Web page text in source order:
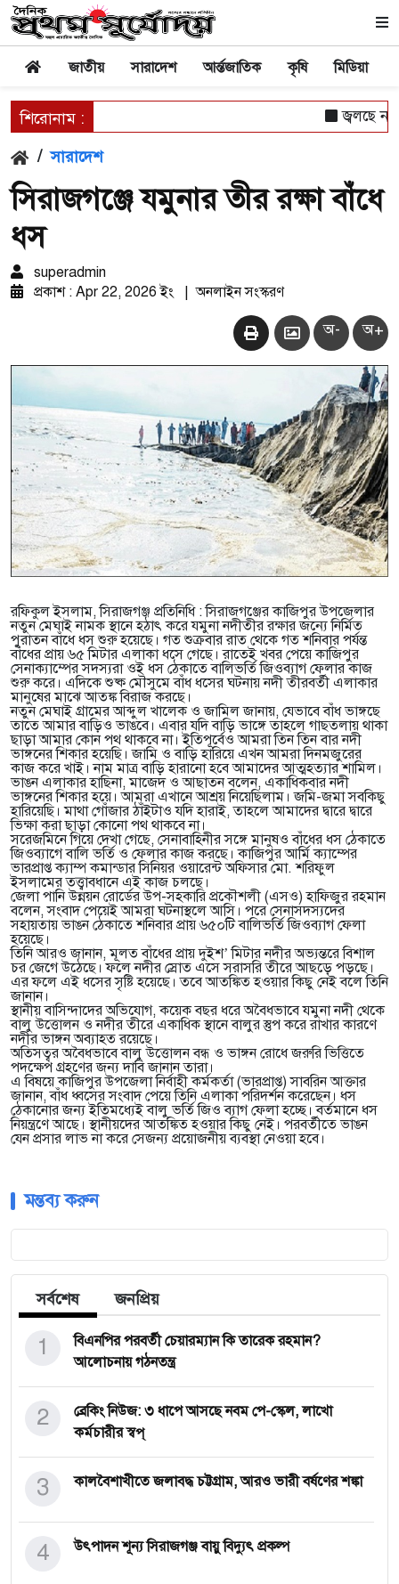
জাতীয় সারাদেশ আর্ন্তজাতিক কৃষি মিডিয়া
শিরোনাম : জ্বলছে না
/ সারাদেশ
সিরাজগঞ্জে যমুনার তীর রক্ষা বাঁধে
ধস
superadmin
প্রকাশ : Apr 22, 2026 ইং
| অনলাইন সংস্করণ
অ- অ+
রফিকুল ইসলাম, সিরাজগঞ্জ প্রতিনিধি : সিরাজগঞ্জের কাজিপুর উপজেলার
নতুন মেঘাই নামক স্থানে হঠাৎ করে যমুনা নদীতীর রক্ষার জন্যে নির্মিত
পুরাতন বাঁধে ধস শুরু হয়েছে। গত শুক্রবার রাত থেকে গত শনিবার পর্যন্ত
বাঁধের প্রায় ৬৫ মিটার এলাকা ধসে গেছে। রাতেই খবর পেয়ে কাজিপুর
সেনাক্যাম্পের সদস্যরা ওই ধস ঠেকাতে বালিভর্তি জিওব্যাগ ফেলার কাজ
শুরু করে। এদিকে শুষ্ক মৌসুমে বাঁধ ধসের ঘটনায় নদী তীরবর্তী এলাকার
মানুষের মাঝে আতঙ্ক বিরাজ করছে।
নতুন মেঘাই গ্রামের আব্দুল খালেক ও জামিল জানায়, যেভাবে বাঁধ ভাঙ্গছে
তাতে আমার বাড়িও ভাঙবে। এবার যদি বাড়ি ভাঙ্গে তাহলে গাছতলায় থাকা
ছাড়া আমার কোন পথ থাকবে না। ইতিপূর্বেও আমরা তিন তিন বার নদী
ভাঙ্গনের শিকার হয়েছি। জামি ও বাড়ি হারিয়ে এখন আমরা দিনমজুরের
কাজ করে খাই। নাম মাত্র বাড়ি হারানো হবে আমাদের আত্মহত্যার শামিল।
ভাঙন এলাকার হাছিনা, মাজেদ ও আছাতন বলেন, একাধিকবার নদী
ভাঙ্গনের শিকার হয়ে। আমরা এখানে আশ্রয় নিয়েছিলাম। জমি-জমা সবকিছু
হারিয়েছি। মাথা গোঁজার ঠাঁইটাও যদি হারাই, তাহলে আমাদের দ্বারে দ্বারে
ভিক্ষা করা ছাড়া কোনো পথ থাকবে না।
সরেজমিনে গিয়ে দেখা গেছে, সেনাবাহিনীর সঙ্গে মানুষও বাঁধের ধস ঠেকাতে
জিওব্যাগে বালি ভর্তি ও ফেলার কাজ করছে। কাজিপুর আর্মি ক্যাম্পের
ভারপ্রাপ্ত ক্যাম্প কমান্ডার সিনিয়র ওয়ারেন্ট অফিসার মো. শরিফুল
ইসলামের তত্ত্বাবধানে এই কাজ চলছে।
জেলা পানি উন্নয়ন রোর্ডের উপ-সহকারি প্রকৌশলী (এসও) হাফিজুর রহমান
বলেন, সংবাদ পেয়েই আমরা ঘটনাস্থলে আসি। পরে সেনাসদস্যদের
সহায়তায় ভাঙন ঠেকাতে শনিবার প্রায় ৬৫০টি বালিভর্তি জিওব্যাগ ফেলা
হয়েছে।
তিনি আরও জানান, মূলত বাঁধের প্রায় দুইশ’ মিটার নদীর অভ্যন্তরে বিশাল
চর জেগে উঠেছে। ফলে নদীর স্রোত এসে সরাসরি তীরে আছড়ে পড়ছে।
এর ফলে এই ধসের সৃষ্টি হয়েছে। তবে আতঙ্কিত হওয়ার কিছু নেই বলে তিনি
জানান।
স্থানীয় বাসিন্দাদের অভিযোগ, কয়েক বছর ধরে অবৈধভাবে যমুনা নদী থেকে
বালু উত্তোলন ও নদীর তীরে একাধিক স্থানে বালুর স্তুপ করে রাখার কারণে
নদীর ভাঙ্গন অব্যাহত রয়েছে।
অতিসত্বর অবৈধভাবে বালু উত্তোলন বন্ধ ও ভাঙ্গন রোধে জরুরি ভিত্তিতে
পদক্ষেপ গ্রহণের জন্য দাবি জানান তারা।
এ বিষয়ে কাজিপুর উপজেলা নির্বাহী কর্মকর্তা (ভারপ্রাপ্ত) সাবরিন আক্তার
জানান, বাঁধ ধ্বসের সংবাদ পেয়ে তিনি এলাকা পরিদর্শন করেছেন। ধস
ঠেকানোর জন্য ইতিমধ্যেই বালু ভর্তি জিও ব্যাগ ফেলা হচ্ছে। বর্তমানে ধস
নিয়ন্ত্রণে আছে। স্থানীয়দের আতঙ্কিত হওয়ার কিছু নেই। পরবর্তীতে ভাঙন
যেন প্রসার লাভ না করে সেজন্য প্রয়োজনীয় ব্যবস্থা নেওয়া হবে।
মন্তব্য করুন
সর্বশেষ জনপ্রিয়
বিএনপির পরবর্তী চেয়ারম্যান কি তারেক রহমান?
আলোচনায় গঠনতন্ত্র
1
ব্রেকিং নিউজ: ৩ ধাপে আসছে নবম পে-স্কেল, লাখো
কর্মচারীর স্বপ্
2
কালবৈশাখীতে জলাবদ্ধ চট্টগ্রাম, আরও ভারী বর্ষণের শঙ্কা
3
উৎপাদন শূন্য সিরাজগঞ্জ বায়ু বিদ্যুৎ প্রকল্প
4